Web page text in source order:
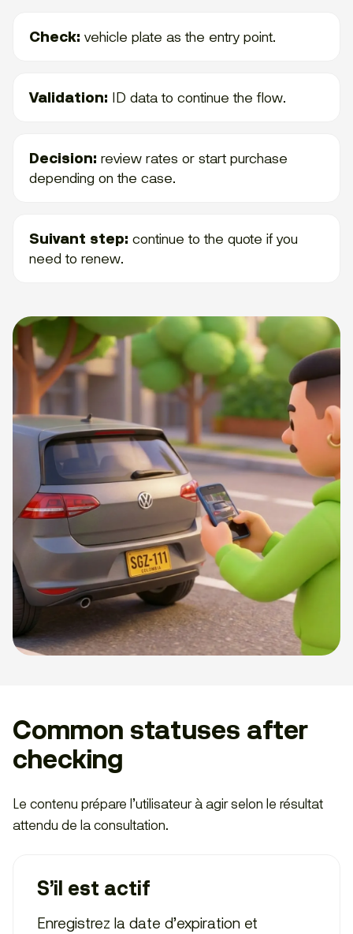
Check: vehicle plate as the entry point.
Validation: ID data to continue the flow.
Decision: review rates or start purchase
depending on the case.
Suivant step: continue to the quote if you
need to renew.
Common statuses after
checking
Le contenu prépare l’utilisateur à agir selon le résultat
attendu de la consultation.
S’il est actif
Enregistrez la date d’expiration et